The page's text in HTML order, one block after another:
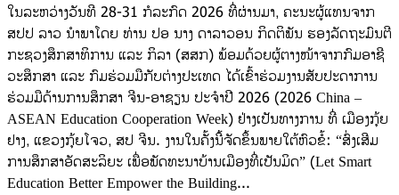
ໃນລະຫວ່າງວັນທີ 28-31 ກໍລະກົດ 2026 ທີ່ຜ່ານມາ, ຄະນະຜູ້ແທນຈາກ
ສປປ ລາວ ນຳພາໂດຍ ທ່ານ ປອ ນາງ ດາລາວອນ ກິດຕິພັນ ຮອງລັດຖະມົນຕີ
ກະຊວງສຶກສາທິການ ແລະ ກິລາ (ສສກ) ພ້ອມດ້ວຍຜູ້ຕາງໜ້າຈາກກົມອາຊີ
ວະສຶກສາ ແລະ ກົມຮ່ວມມືກັບຕ່າງປະເທດ ໄດ້ເຂົ້າຮ່ວມງານສັບປະດາການ
ຮ່ວມມືດ້ານການສຶກສາ ຈີນ-ອາຊຽນ ປະຈຳປີ 2026 (2026 China –
ASEAN Education Cooperation Week) ຢ່າງເປັນທາງການ ທີ່ ເມືອງກຸ້ຍ
ຢາງ, ແຂວງກຸ້ຍໂຈວ, ສປ ຈີນ. ງານໃນຄັ້ງນີ້ຈັດຂຶ້ນພາຍໃຕ້ຫົວຂໍ້: “ສົ່ງເສີມ
ການສຶກສາອັດສະລິຍະ ເພື່ອພັດທະນາບ້ານເມືອງທີ່ເປັນມິດ” (Let Smart
Education Better Empower the Building...